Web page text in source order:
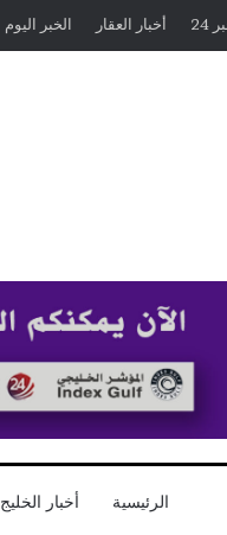
أخبار العقار الخبر اليوم
الرئيسية أخبار الخليج